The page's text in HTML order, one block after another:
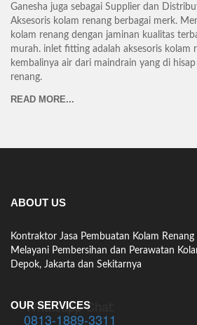
Ganesha juga sebagai Supplier dan
Aksesoris kolam renang berbagai merk.
kolam renang dengan jaminan kualitas
murah. inlet fitting adalah aksesoris kolam
kembalinya air dari maindrain yang di
renang.
READ MORE...
ABOUT US
Kontraktor Jasa Pembuatan Kolam
Melayani Pembersihan dan Perawatan
Depok, Jakarta dan Sekitarnya
Whatsapp Chat:
0813-1889-3311
OUR SERVICES